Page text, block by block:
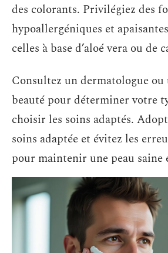
des colorants. Privilégiez des
hypoallergéniques et
celles à base d’aloé vera ou de
Consultez un dermatologue
beauté pour déterminer votre
choisir les soins adaptés.
soins adaptée et évitez les
pour maintenir une peau